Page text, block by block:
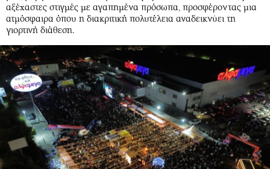
αξέχαστες στιγμές με αγαπημένα πρόσωπα, προσφέροντας μια
ατμόσφαιρα όπου η διακριτική πολυτέλεια αναδεικνύει τη
γιορτινή διάθεση.